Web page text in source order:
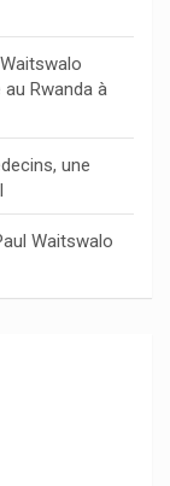
Rwanda à
une
Waitswalo